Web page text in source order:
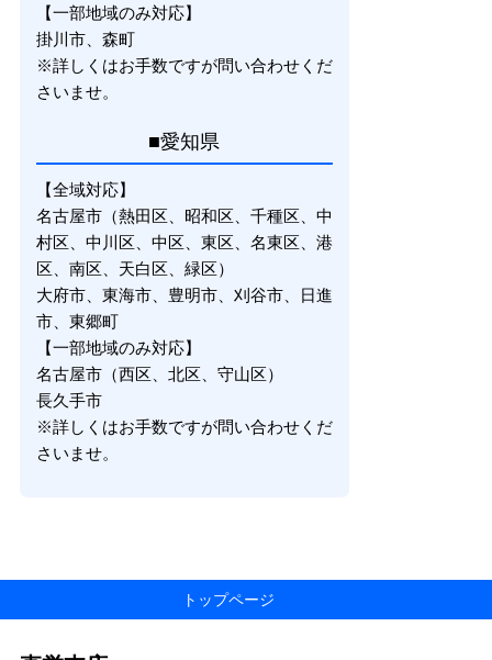
【一部地域のみ対応】
掛川市、森町
※詳しくはお手数ですが問い合わせくだ
さいませ。
■愛知県
【全域対応】
名古屋市（熱田区、昭和区、千種区、中
村区、中川区、中区、東区、名東区、港
区、南区、天白区、緑区）
大府市、東海市、豊明市、刈谷市、日進
市、東郷町
【一部地域のみ対応】
名古屋市（西区、北区、守山区）
長久手市
※詳しくはお手数ですが問い合わせくだ
さいませ。
トップページ